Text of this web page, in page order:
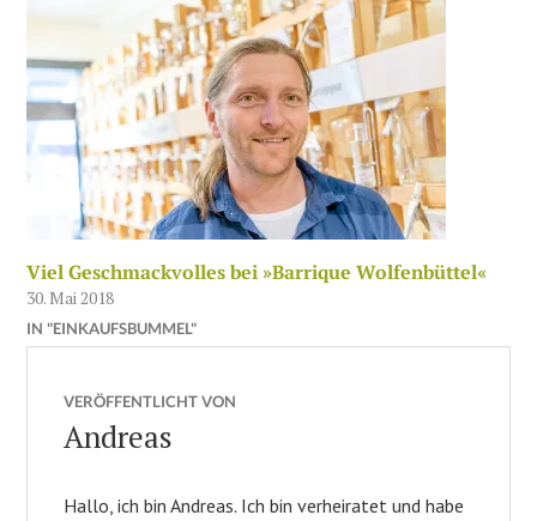
Viel Geschmackvolles bei »Barrique Wolfenbüttel«
30. Mai 2018
IN "EINKAUFSBUMMEL"
VERÖFFENTLICHT VON
Andreas
Hallo, ich bin Andreas. Ich bin verheiratet und habe